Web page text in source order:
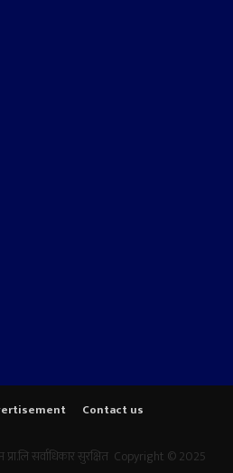
Contact us
सर्वाधिकार सुरक्षित Copyright © 2025